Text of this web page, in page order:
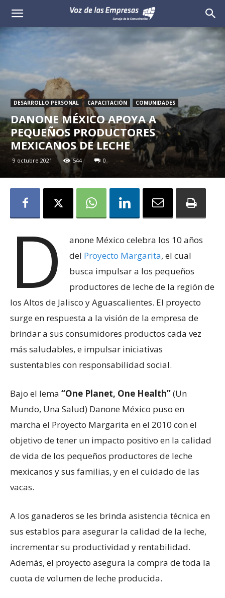
Voz
de
Empresas
DESARROLLO PERSONAL CAPACITACIÓN COMUNIDADES
DANONE MÉXICO APOYA A
PEQUEÑOS PRODUCTORES
MEXICANOS DE LECHE
9 octubre 2021 544 0
D
anone México celebra los 10 años
del Proyecto Margarita, el cual
busca impulsar a los pequeños
productores de leche de la región de
los Altos de Jalisco y Aguascalientes. El proyecto
surge en respuesta a la visión de la empresa de
brindar a sus consumidores productos cada vez
más saludables, e impulsar iniciativas
sustentables con responsabilidad social.
Bajo el lema “One Planet, One Health”(Un
Mundo, Una Salud) Danone México puso en
marcha el Proyecto Margarita en el 2010 con el
objetivo de tener un impacto positivo en la calidad
de vida de los pequeños productores de leche
mexicanos y sus familias, y en el cuidado de las
vacas.
A los ganaderos se les brinda asistencia técnica en
sus establos para asegurar la calidad de la leche,
incrementar su productividad y rentabilidad.
Además, el proyecto asegura la compra de toda la
cuota de volumen de leche producida.